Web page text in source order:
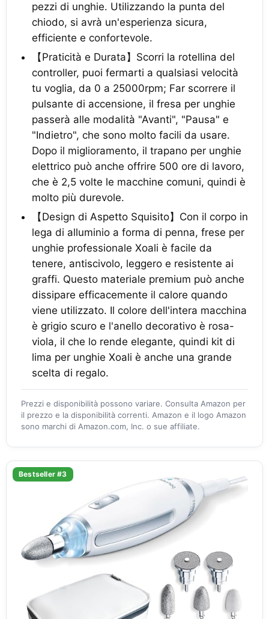
pezzi di unghie. Utilizzando la punta del
chiodo, si avrà un'esperienza sicura,
efficiente e confortevole.
【Praticità e Durata】Scorri la rotellina del
controller, puoi fermarti a qualsiasi velocità
tu voglia, da 0 a 25000rpm; Far scorrere il
pulsante di accensione, il fresa per unghie
passerà alle modalità "Avanti", "Pausa" e
"Indietro", che sono molto facili da usare.
Dopo il miglioramento, il trapano per unghie
elettrico può anche offrire 500 ore di lavoro,
che è 2,5 volte le macchine comuni, quindi è
molto più durevole.
【Design di Aspetto Squisito】Con il corpo in
lega di alluminio a forma di penna, frese per
unghie professionale Xoali è facile da
tenere, antiscivolo, leggero e resistente ai
graffi. Questo materiale premium può anche
dissipare efficacemente il calore quando
viene utilizzato. Il colore dell'intera macchina
è grigio scuro e l'anello decorativo è rosa-
viola, il che lo rende elegante, quindi kit di
lima per unghie Xoali è anche una grande
scelta di regalo.
Prezzi e disponibilità possono variare. Consulta Amazon per
il prezzo e la disponibilità correnti. Amazon e il logo Amazon
sono marchi di Amazon.com, Inc. o sue affiliate.
Bestseller #3